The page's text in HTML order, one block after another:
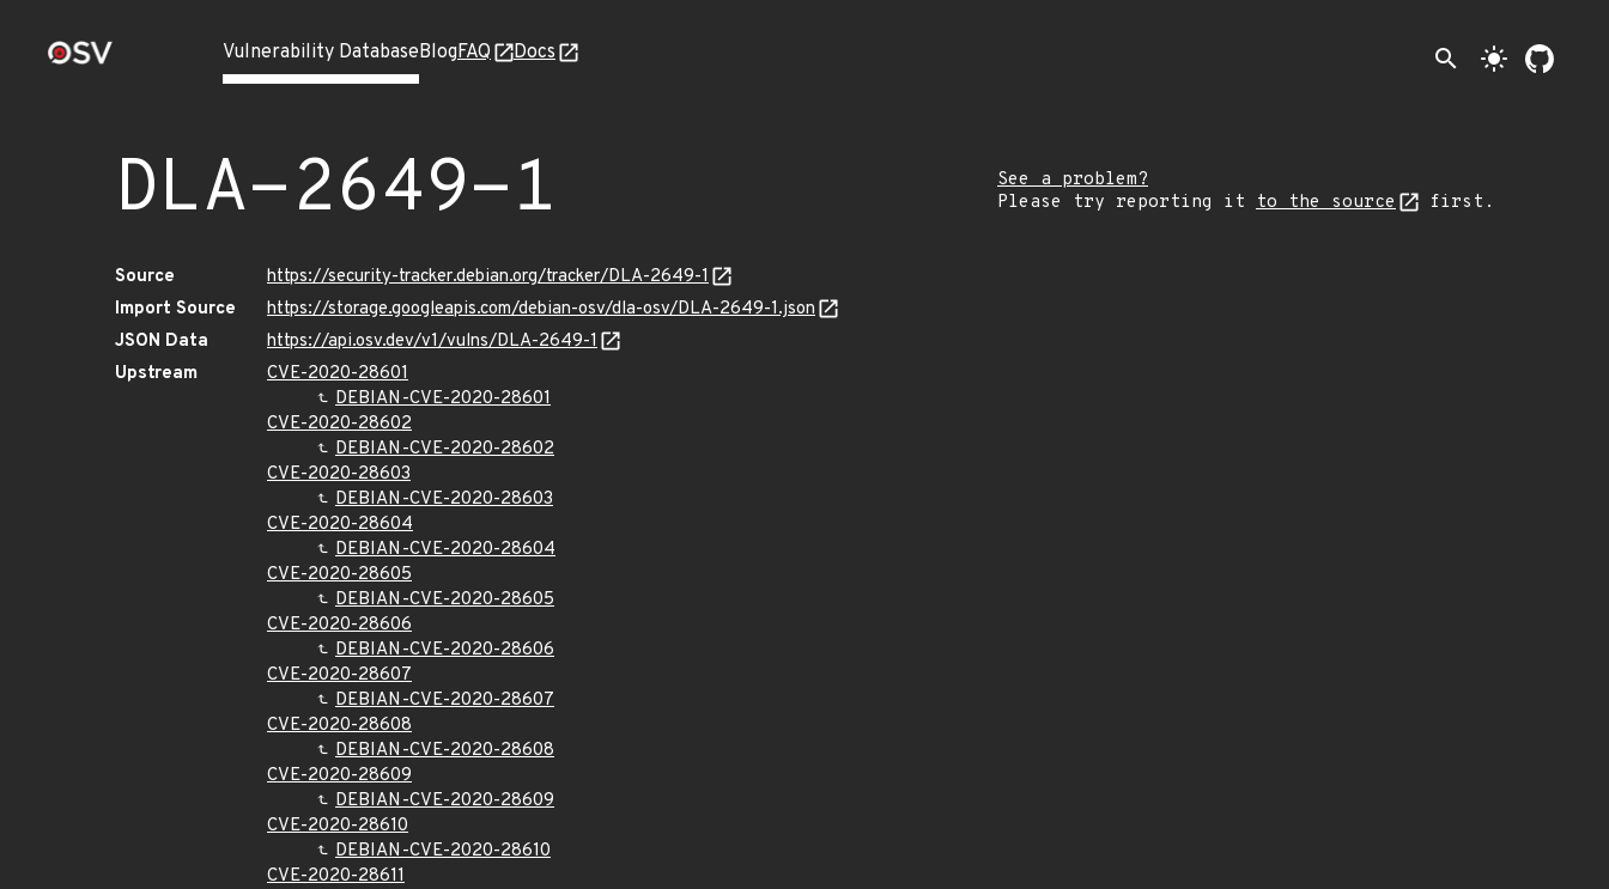
Vulnerability DatabaseBlogFAQ Docs search light_mode
DLA-2649-1
See a problem?
Please try reporting it to the source first.
Source
https://security-tracker.debian.org/tracker/DLA-2649-1
Import Source
https://storage.googleapis.com/debian-osv/dla-osv/DLA-2649-1.json
JSON Data
https://api.osv.dev/v1/vulns/DLA-2649-1
Upstream
CVE-2020-28601
DEBIAN-CVE-2020-28601
CVE-2020-28602
DEBIAN-CVE-2020-28602
CVE-2020-28603
DEBIAN-CVE-2020-28603
CVE-2020-28604
DEBIAN-CVE-2020-28604
CVE-2020-28605
DEBIAN-CVE-2020-28605
CVE-2020-28606
DEBIAN-CVE-2020-28606
CVE-2020-28607
DEBIAN-CVE-2020-28607
CVE-2020-28608
DEBIAN-CVE-2020-28608
CVE-2020-28609
DEBIAN-CVE-2020-28609
CVE-2020-28610
DEBIAN-CVE-2020-28610
CVE-2020-28611